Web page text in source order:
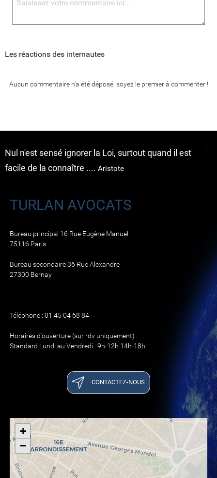
Les réactions des internautes
Aucun commentaire n'a été déposé, soyez le premier à commenter !
Nul n'est sensé ignorer la Loi, surtout quand il est
facile de la connaître .... Aristote
TURLAN AVOCATS
Bureau principal 16 Rue Eugène Manuel
75116 Paris
Bureau secondaire 36 Rue Alexandre
27300 Bernay
Téléphone : 01 45 04 68 84
Horaires d'ouverture (sur rdv uniquement) :
Standard Lundi au Vendredi : 9h-12h 14h-18h
CONTACTEZ-NOUS
+
−